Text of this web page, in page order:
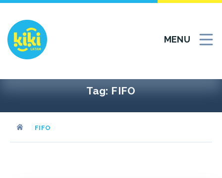
Vai
contenuto
MENU
Tag: FIFO
FIFO